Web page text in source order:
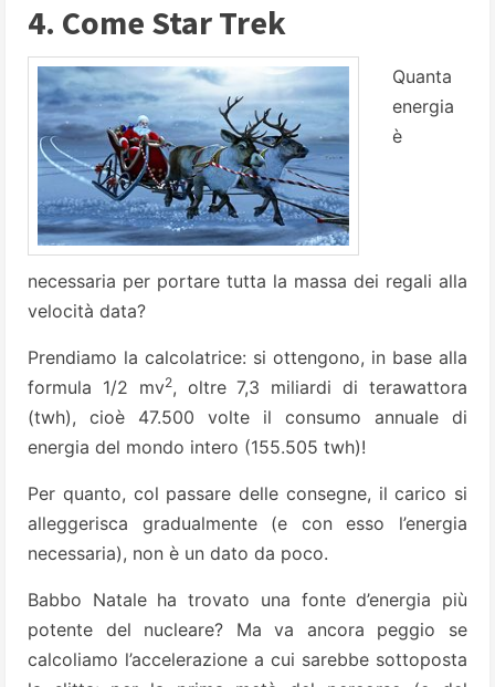
4. Come Star Trek
Quanta
energia
è
necessaria per portare tutta la massa dei regali alla
velocità data?
Prendiamo la calcolatrice: si ottengono, in base alla
formula 1/2 mv2, oltre 7,3 mi­liardi di terawattora
(twh), cioè 47.500 volte il consumo annuale di
energia del mondo intero (155.505 twh)!
Per quan­to, col passare delle consegne, il carico si
alleggerisca gradualmente (e con esso l’energia
necessaria), non è un dato da poco.
Babbo Natale ha trovato una fonte d’energia più
potente del nucleare? Ma va ancora peggio se
calcoliamo l’acce­lerazione a cui sarebbe sottoposta